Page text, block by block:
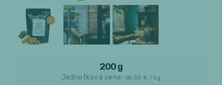
Relax a wellness
Fitness
200 g
Jednotková cena: 38,50 € / kg